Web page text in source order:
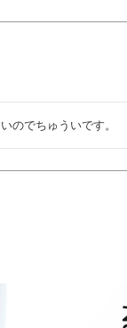
のでちゅういです。